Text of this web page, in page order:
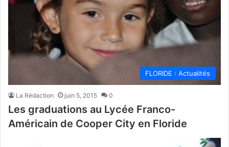
FLORIDE : Actualités
La Rédaction juin 5, 2015 0
Les graduations au Lycée Franco-
Américain de Cooper City en Floride